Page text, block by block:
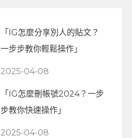
「IG怎麼分享別人的貼文？
一步步教你輕鬆操作」
2025-04-08
「IG怎麼刪帳號2024？一步
步教你快速操作」
2025-04-08